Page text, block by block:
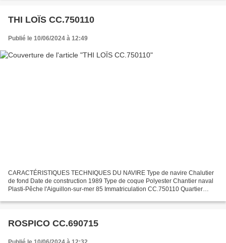
THI LOÏS CC.750110
Publié le 10/06/2024 à 12:49
CARACTÉRISTIQUES TECHNIQUES DU NAVIRE Type de navire Chalutier
de fond Date de construction 1989 Type de coque Polyester Chantier naval
Plasti-Pêche l'Aiguillon-sur-mer 85 Immatriculation CC.750110 Quartier
ROSPICO CC.690715